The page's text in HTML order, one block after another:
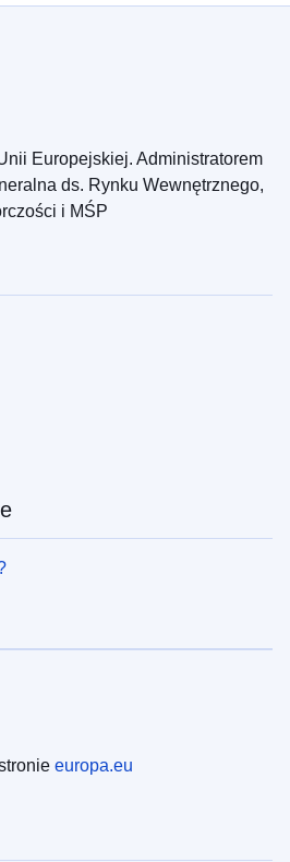
Europejskiej. Administratorem
ds. Rynku Wewnętrznego,
i MŚP
europa.eu